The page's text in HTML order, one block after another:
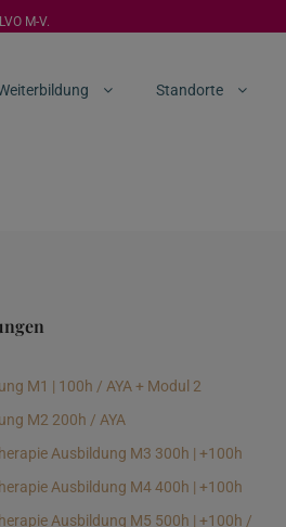
M-V.
Standorte
M1 | 100h / AYA + Modul 2
M2 200h / AYA
Ausbildung M3 300h | +100h
Ausbildung M4 400h | +100h
Ausbildung M5 500h | +100h /